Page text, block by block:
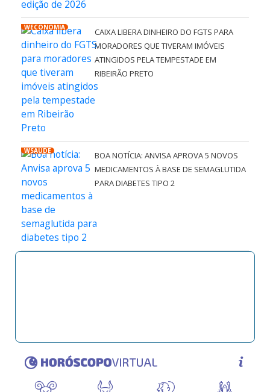
WECONOMIA
CAIXA LIBERA DINHEIRO DO FGTS PARA
MORADORES QUE TIVERAM IMÓVEIS
ATINGIDOS PELA TEMPESTADE EM
RIBEIRÃO PRETO
WSAÚDE
BOA NOTÍCIA: ANVISA APROVA 5 NOVOS
MEDICAMENTOS À BASE DE SEMAGLUTIDA
PARA DIABETES TIPO 2